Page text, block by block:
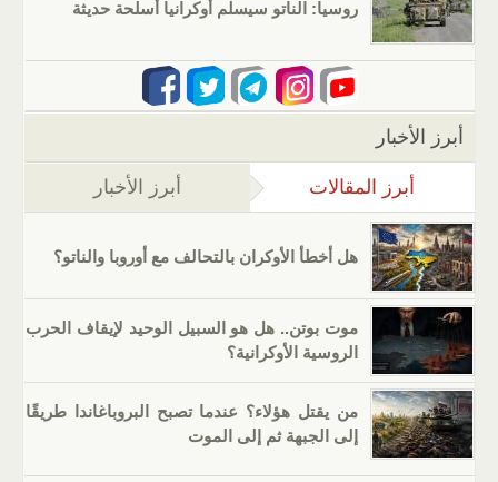
روسيا: الناتو سيسلم أوكرانيا أسلحة حديثة
أبرز الأخبار
أبرز المقالات (علامة التبويب النشطة)
أبرز الأخبار
هل أخطأ الأوكران بالتحالف مع أوروبا والناتو؟
موت بوتن.. هل هو السبيل الوحيد لإيقاف الحرب
الروسية الأوكرانية؟
من يقتل هؤلاء؟ عندما تصبح البروباغاندا طريقًا
إلى الجبهة ثم إلى الموت